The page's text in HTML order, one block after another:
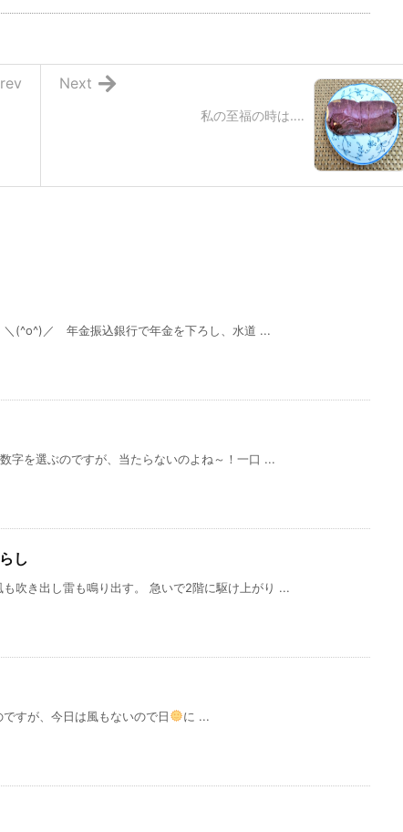
私の至福の時は‥‥
Next
＼(^o^)／ 年金振込銀行で年金を下ろし、水道 ...
字を選ぶのですが、当たらないのよね～！一口 ...
し
吹き出し雷も鳴り出す。 急いで2階に駆け上がり ...
すが、今日は風もないので日 に ...